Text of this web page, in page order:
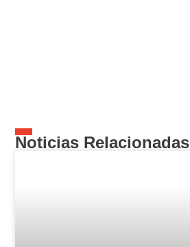
Noticias Relacionadas